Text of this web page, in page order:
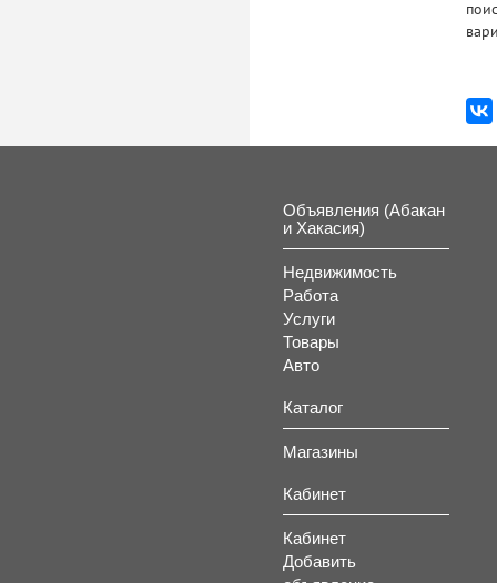
Объявления (Абакан
и Хакасия)
Недвижимость
Работа
Услуги
Товары
Авто
Каталог
Магазины
Кабинет
Кабинет
Добавить